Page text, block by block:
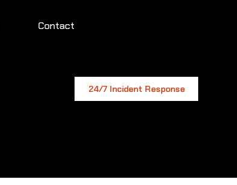
Contact
24/7 Incident Response